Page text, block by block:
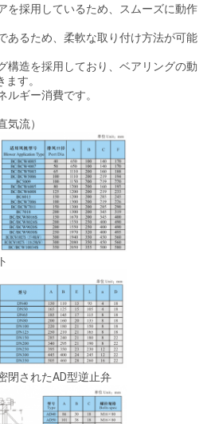
を採用しているため、スムーズに動作
あるため、柔軟な取り付け方法が可能
構造を採用しており、ベアリングの動
す。
ルギー消費です。
気流）
閉されたAD型逆止弁